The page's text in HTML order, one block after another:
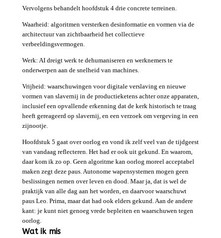
Vervolgens behandelt hoofdstuk 4 drie concrete terreinen.
Waarheid: algoritmen versterken desinformatie en vormen via de
architectuur van zichtbaarheid het collectieve
verbeeldingsvermogen.
Werk: AI dreigt werk te dehumaniseren en werknemers te
onderwerpen aan de snelheid van machines.
Vrijheid: waarschuwingen voor digitale verslaving en nieuwe
vormen van slavernij in de productieketens achter onze apparaten,
inclusief een opvallende erkenning dat de kerk historisch te traag
heeft gereageerd op slavernij, en een verzoek om vergeving in een
zijnootje.
Hoofdstuk 5 gaat over oorlog en vond ik zelf veel van de tijdgeest
van vandaag reflecteren. Het had er ook uit gekund. En waarom,
daar kom ik zo op. Geen algoritme kan oorlog moreel acceptabel
maken zegt deze paus. Autonome wapensystemen mogen geen
beslissingen nemen over leven en dood. Maar ja, dat is wel de
praktijk van alle dag aan het worden, en daarvoor waarschuwt
paus Leo. Prima, maar dat had ook elders gekund. Aan de andere
kant: je kunt niet genoeg vrede bepleiten en waarschuwen tegen
oorlog.
Wat ik mis